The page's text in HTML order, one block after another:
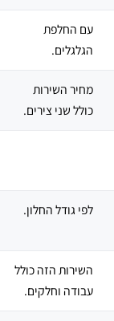
עם החלפת
הגלגלים.
מחיר השירות
כולל שני צירים.
לפי גודל החלון.
השירות הזה כולל
עבודה וחלקים.